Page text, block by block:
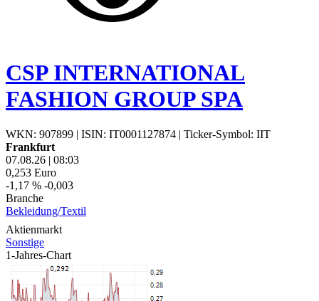
CSP INTERNATIONAL
FASHION GROUP SPA
WKN: 907899 | ISIN: IT0001127874 | Ticker-Symbol: IIT
Frankfurt
07.08.26 | 08:03
0,253 Euro
-1,17 % -0,003
Branche
Bekleidung/Textil
Aktienmarkt
Sonstige
1-Jahres-Chart